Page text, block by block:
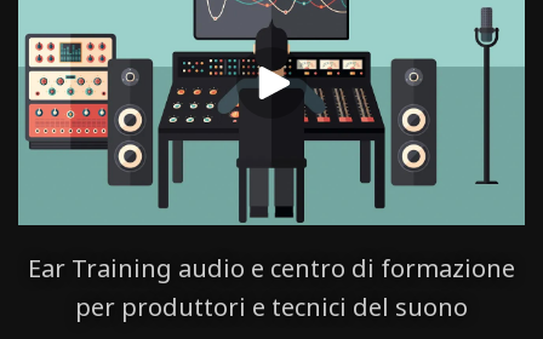
Ear Training audio e centro di formazione
per produttori e tecnici del suono